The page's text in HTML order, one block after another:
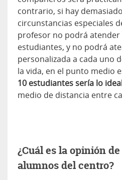
contrario, si hay
circunstancias especiales
profesor no podrá atender
estudiantes, y no podrá
personalizada a cada uno
la vida, en el punto medio
10 estudiantes sería lo
medio de distancia entre
¿Cuál es la opinión
alumnos del centro?